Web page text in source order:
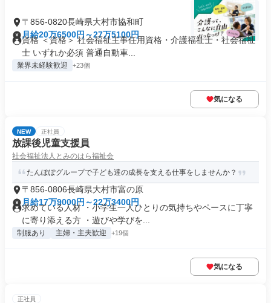
〒856-0820長崎県大村市協和町
月給20万6500円～27万5100円
資格 ＜資格＞ 社会福祉主事任用資格・介護福祉士・社会福祉
士 いずれか必須 普通自動車...
業界未経験歓迎 +23個
気になる
NEW 正社員
放課後児童支援員
社会福祉法人とみのはら福祉会
たんぽぽグループで子ども達の成長を支える仕事をしませんか？
〒856-0806長崎県大村市富の原
月給17万9000円～22万3400円
求めている人材 ・小学生一人ひとりの気持ちやペースに丁寧
に寄り添える方 ・遊びや学びを...
制服あり 主婦・主夫歓迎 +19個
気になる
正社員